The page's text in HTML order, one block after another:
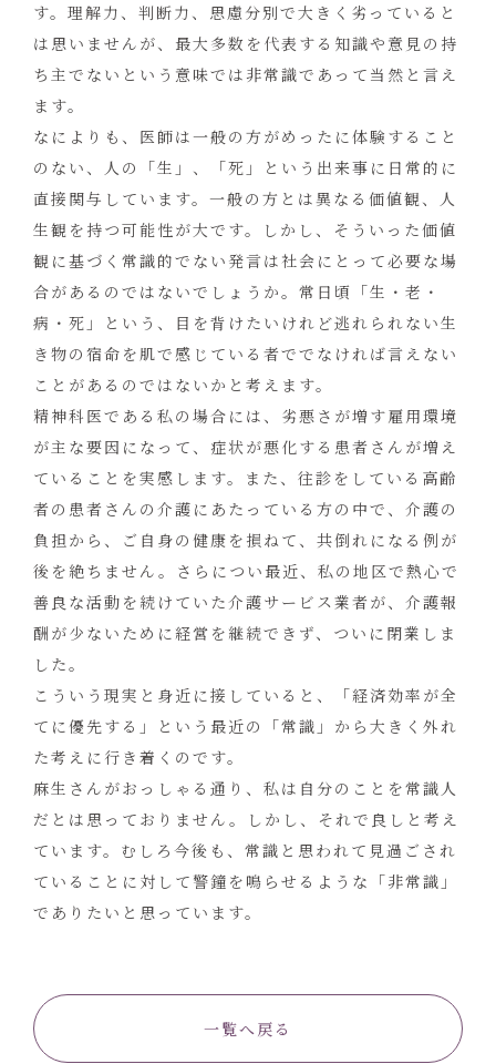
す。理解力、判断力、思慮分別で大きく劣っていると
は思いませんが、最大多数を代表する知識や意見の持
ち主でないという意味では非常識であって当然と言え
ます。
なによりも、医師は一般の方がめったに体験すること
のない、人の「生」、「死」という出来事に日常的に
直接関与しています。一般の方とは異なる価値観、人
生観を持つ可能性が大です。しかし、そういった価値
観に基づく常識的でない発言は社会にとって必要な場
合があるのではないでしょうか。常日頃「生・老・
病・死」という、目を背けたいけれど逃れられない生
き物の宿命を肌で感じている者ででなければ言えない
ことがあるのではないかと考えます。
精神科医である私の場合には、劣悪さが増す雇用環境
が主な要因になって、症状が悪化する患者さんが増え
ていることを実感します。また、往診をしている高齢
者の患者さんの介護にあたっている方の中で、介護の
負担から、ご自身の健康を損ねて、共倒れになる例が
後を絶ちません。さらについ最近、私の地区で熱心で
善良な活動を続けていた介護サービス業者が、介護報
酬が少ないために経営を継続できず、ついに閉業しま
した。
こういう現実と身近に接していると、「経済効率が全
てに優先する」という最近の「常識」から大きく外れ
た考えに行き着くのです。
麻生さんがおっしゃる通り、私は自分のことを常識人
だとは思っておりません。しかし、それで良しと考え
ています。むしろ今後も、常識と思われて見過ごされ
ていることに対して警鐘を鳴らせるような「非常識」
でありたいと思っています。
一覧へ戻る